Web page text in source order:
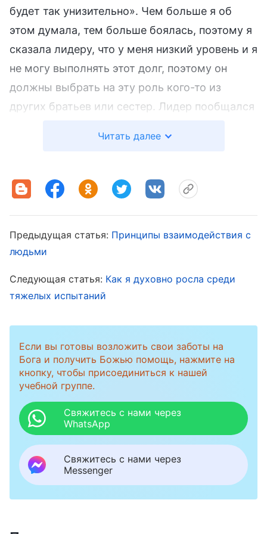
будет так унизительно». Чем больше я об
этом думала, тем больше боялась, поэтому я
сказала лидеру, что у меня низкий уровень и я
не могу выполнять этот долг, поэтому он
должны выбрать на эту роль кого-то из
других братьев или сестер. Лидер пообщался
положиться на Бога и поучиться некоторое
неохотно согласилась. Во время моей работы
в качестве лидера группы я была очень
приходилось проводить собрание или беседу,
я отступала, позволяя своей напарнице
говорить больше. Она не понимала, почему я
так делаю. Она сказала, что я способна
могу выражать некоторые идеи, общаясь о
словах Бога, и что мой уровень не такой уж
низкий, поэтому она недоумевает, почему я
всегда отказываюсь говорить. Она призвала
меня больше практиковать. Но что бы она ни
говорила, я все равно чувствовала себя
неполноценной и даже несколько раз
пыталась уйти с должности. В итоге меня
Читать далее
Предыдущая статья: Принципы взаимодействия с
людьми
Следующая статья: Как я духовно росла среди
тяжелых испытаний
Если вы готовы возложить свои заботы на
Бога и получить Божью помощь, нажмите на
кнопку, чтобы присоединиться к нашей
учебной группе.
Свяжитесь с нами через
WhatsApp
Свяжитесь с нами через
Messenger